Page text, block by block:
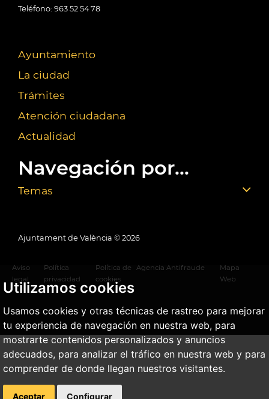
Utilizamos cookies
Usamos cookies y otras técnicas de rastreo para mejorar
tu experiencia de navegación en nuestra web, para
mostrarte contenidos personalizados y anuncios
adecuados, para analizar el tráfico en nuestra web y para
comprender de donde llegan nuestros visitantes.
Aceptar Configurar
Teléfono: 963 52 54 78
Ayuntamiento
La ciudad
Trámites
Atención ciudadana
Actualidad
Navegación por...
Temas
Ajuntament de València © 2026
Aviso
legal
Política
privacidad
Política de
cookies
Agencia Antifraude
Mapa
Web